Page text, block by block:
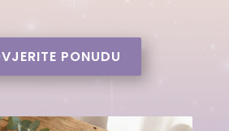
PONUDU